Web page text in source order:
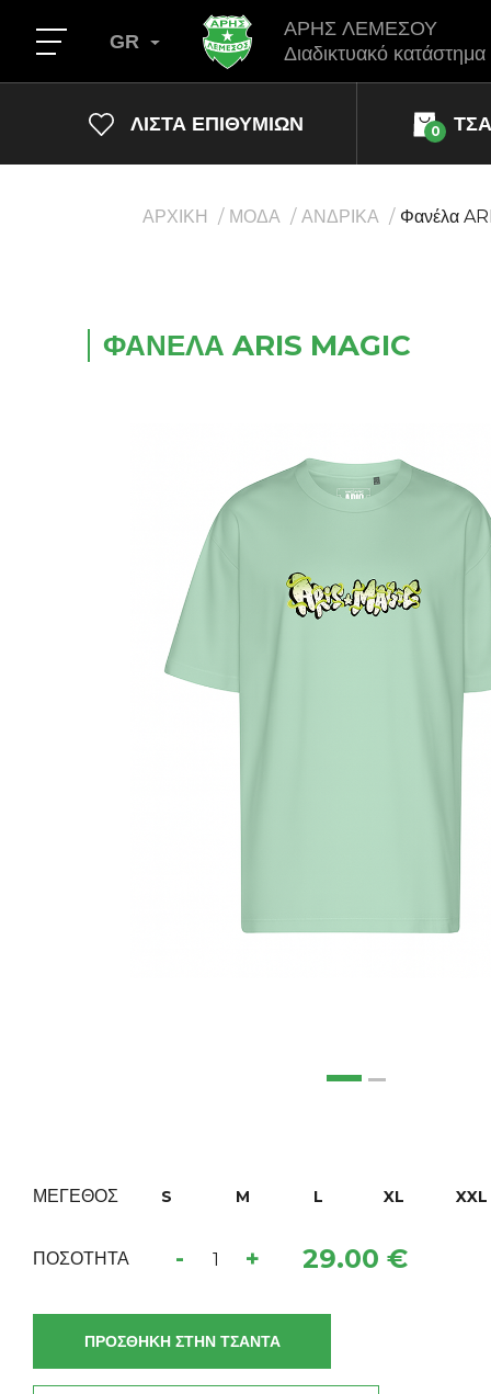
ΑΡΗΣ ΛΕΜΕΣΟΥ
Διαδικτυακό κατάστημα
GR
ΛΊΣΤΑ ΕΠΙΘΥΜΙΏΝ 0
ΑΡΧΙΚΗ ΜΟΔΑ ΑΝΔΡΙΚΑ Φανέλα
ΦΑΝΈΛΑ ARIS MAGIC
ΜΕΓΕΘΟΣ S M L XL XXL
ΠΟΣΟΤΗΤΑ - + 29.00 €
ΠΡΟΣΘΗΚΗ ΣΤΗΝ ΤΣΑΝΤΑ